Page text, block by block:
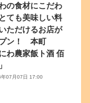
の食材にこだわ
ても美味しい料
ただけるお店が
ン！ 本町
にわ農家飯ト酒 佰
07月07日 17:00